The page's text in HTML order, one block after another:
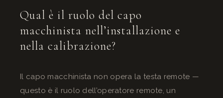
Qual è il ruolo del capo
macchinista nell’installazione e
nella calibrazione?
Il capo macchinista non opera la testa remote —
questo è il ruolo dell’operatore remote, un